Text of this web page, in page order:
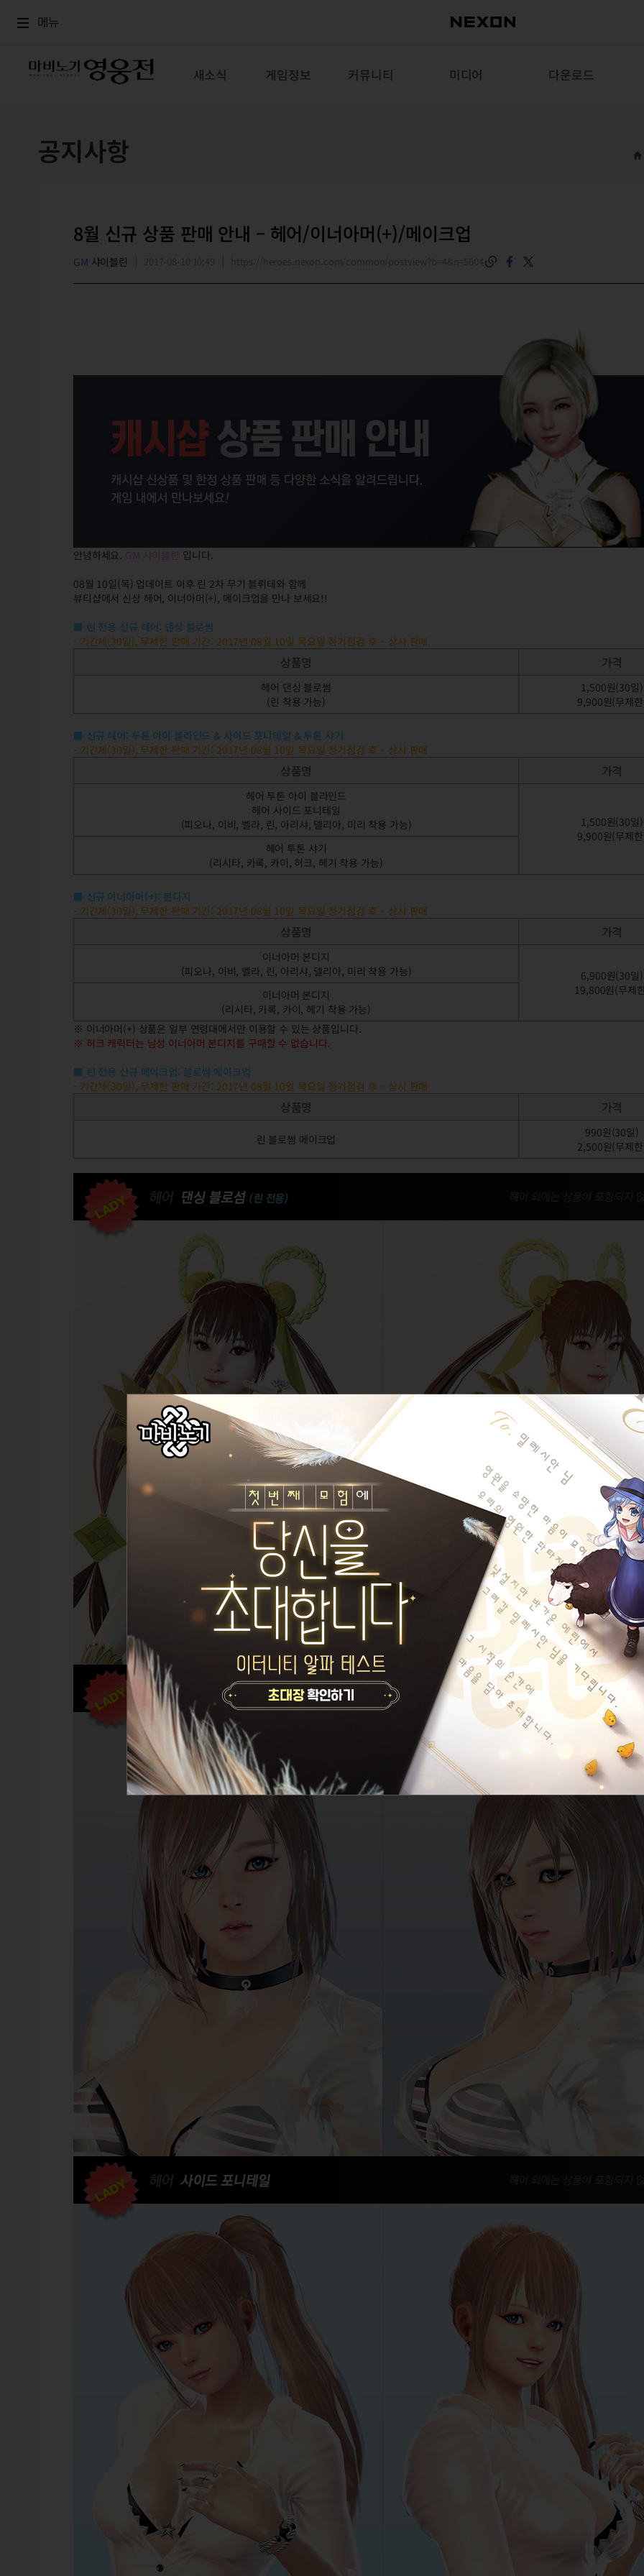
메뉴
새소식 게임정보 커뮤니티 미디어 다운로드
공지사항
8월 신규 상품 판매 안내 – 헤어/이너아머(+)/메이크업
GM 샤이블린
안녕하세요. GM 샤이블린 입니다.
08월 10일(목) 업데이트 이후 린 2차 무기 블뤼테와 함께
뷰티샵에서 신상 헤어, 이너아머(+), 메이크업을 만나 보세요!!
■ 린 전용 신규 헤어: 댄싱 블로썸
- 기간제(30일), 무제한 판매 기간: 2017년 08월 10일 목요일 정기점검 후 ~ 상시 판매
상품명 가격
헤어 댄싱 블로썸
(린 착용 가능)
1,500원(30일)
9,900원(무제
■ 신규 헤어: 투톤 아이 블라인드 & 사이드 포니테일 & 투톤 샤기
- 기간제(30일), 무제한 판매 기간: 2017년 08월 10일 목요일 정기점검 후 ~ 상시 판매
상품명 가격
헤어 투톤 아이 블라인드
헤어 사이드 포니테일
(피오나, 이비, 벨라, 린, 아리샤, 델리아, 미리 착용 가능)
1,500원(30일)
9,900원(무제
헤어 투톤 샤기
(리시타, 카록, 카이, 허크, 헤기 착용 가능)
■ 신규 이너아머(+): 본디지
- 기간제(30일), 무제한 판매 기간: 2017년 08월 10일 목요일 정기점검 후 ~ 상시 판매
상품명 가격
이너아머 본디지
(피오나, 이비, 벨라, 린, 아리샤, 델리아, 미리 착용 가능)
6,900원(30일)
19,800원(무제
이너아머 본디지
(리시타, 카록, 카이, 헤기 착용 가능)
※ 이너아머(+) 상품은 일부 연령대에서만 이용할 수 있는 상품입니다.
※ 허크 캐릭터는 남성 이너아머 본디지를 구매할 수 없습니다.
■ 린 전용 신규 메이크업: 블로썸 메이크업
- 기간제(30일), 무제한 판매 기간: 2017년 08월 10일 목요일 정기점검 후 ~ 상시 판매
상품명 가격
린 블로썸 메이크업
990원(30일)
2,500원(무제